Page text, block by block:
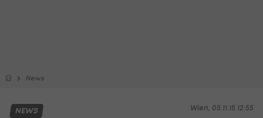
News
Wien, 05.11.15 12:55
NEWS